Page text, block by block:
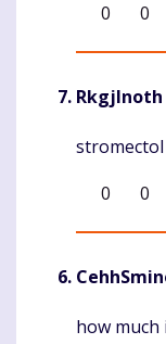
0
0
RkgjInoth
0
0
how much